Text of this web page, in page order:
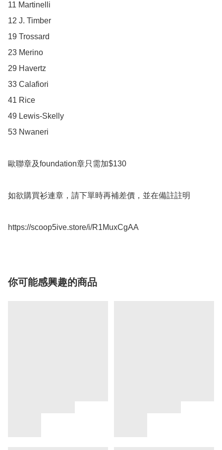
11 Martinelli
12 J. Timber
19 Trossard
23 Merino
29 Havertz
33 Calafiori
41 Rice
49 Lewis-Skelly
53 Nwaneri
歐聯章及foundation章只需加$130
如欲購買衫連章，請下單時再補差價，並在備註註明
https://scoop5ive.store/i/R1MuxCgAA
你可能感興趣的商品